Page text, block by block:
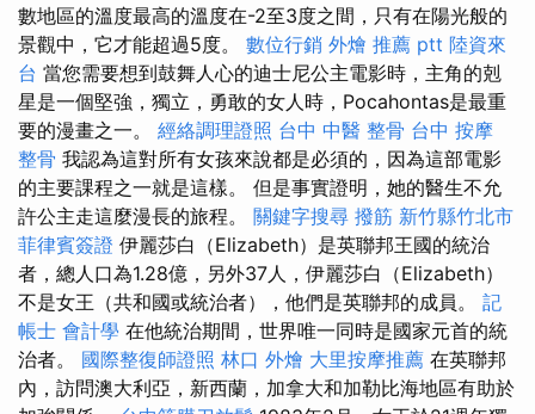
數地區的溫度最高的溫度在-2至3度之間，只有在陽光般的
景觀中，它才能超過5度。 數位行銷 外燴 推薦 ptt 陸資來
台 當您需要想到鼓舞人心的迪士尼公主電影時，主角的剋
星是一個堅強，獨立，勇敢的女人時，Pocahontas是最重
要的漫畫之一。 經絡調理證照 台中 中醫 整骨 台中 按摩
整骨 我認為這對所有女孩來說都是必須的，因為這部電影
的主要課程之一就是這樣。 但是事實證明，她的醫生不允
許公主走這麼漫長的旅程。 關鍵字搜尋 撥筋 新竹縣竹北市
菲律賓簽證 伊麗莎白（Elizabeth）是英聯邦王國的統治
者，總人口為1.28億，另外37人，伊麗莎白（Elizabeth）
不是女王（共和國或統治者），他們是英聯邦的成員。 記
帳士 會計學 在他統治期間，世界唯一同時是國家元首的統
治者。 國際整復師證照 林口 外燴 大里按摩推薦 在英聯邦
內，訪問澳大利亞，新西蘭，加拿大和加勒比海地區有助於